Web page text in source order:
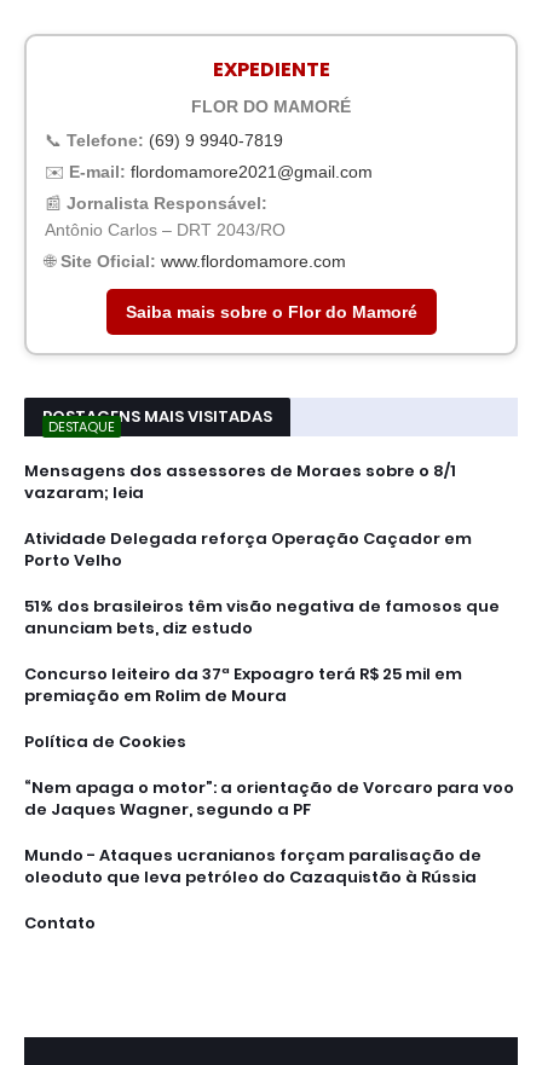
EXPEDIENTE
FLOR DO MAMORÉ
📞 Telefone: (69) 9 9940-7819
✉️ E-mail: flordomamore2021@gmail.com
📰 Jornalista Responsável:
Antônio Carlos – DRT 2043/RO
🌐Site Oficial: www.flordomamore.com
Saiba mais sobre o Flor do Mamoré
POSTAGENS MAIS VISITADAS
DESTAQUE
Mensagens dos assessores de Moraes sobre o 8/1
vazaram; leia
Atividade Delegada reforça Operação Caçador em
Porto Velho
51% dos brasileiros têm visão negativa de famosos que
anunciam bets, diz estudo
Concurso leiteiro da 37ª Expoagro terá R$ 25 mil em
premiação em Rolim de Moura
Política de Cookies
“Nem apaga o motor”: a orientação de Vorcaro para voo
de Jaques Wagner, segundo a PF
Mundo - Ataques ucranianos forçam paralisação de
oleoduto que leva petróleo do Cazaquistão à Rússia
Contato